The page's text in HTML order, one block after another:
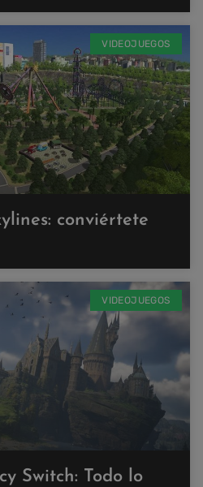
VIDEOJUEGOS
conviértete
VIDEOJUEGOS
Switch: Todo lo